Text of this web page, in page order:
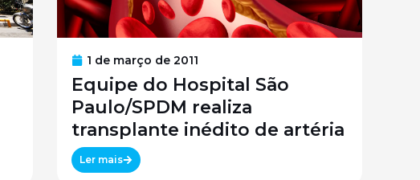
1 de março de 2011
Equipe do Hospital São
Paulo/SPDM realiza
transplante inédito de artéria
Ler mais